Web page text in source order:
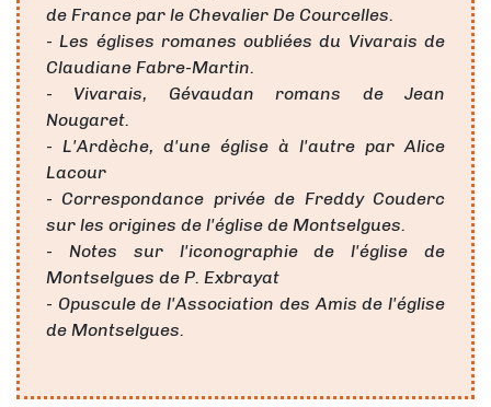
de France par le Chevalier De Courcelles.
- Les églises romanes oubliées du Vivarais de
Claudiane Fabre-Martin.
- Vivarais, Gévaudan romans de Jean
Nougaret.
- L'Ardèche, d'une église à l'autre par Alice
Lacour
- Correspondance privée de Freddy Couderc
sur les origines de l'église de Montselgues.
- Notes sur l'iconographie de l'église de
Montselgues de P. Exbrayat
- Opuscule de l'Association des Amis de l'église
de Montselgues.